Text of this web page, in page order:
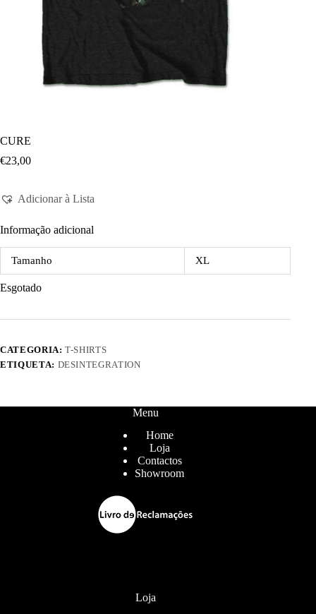
CURE
€23,00
Adicionar à Lista
Informação adicional
Tamanho XL
Esgotado
CATEGORIA:T-SHIRTS
ETIQUETA: DESINTEGRATION
Menu
Home
Loja
Contactos
Showroom
Loja